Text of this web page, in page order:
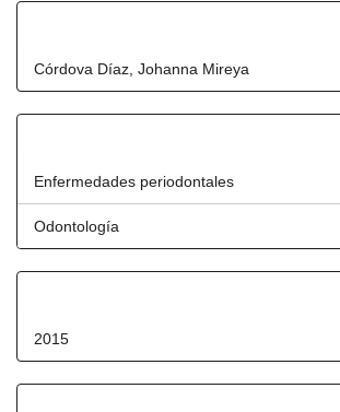
Córdova Díaz, Johanna Mireya
Enfermedades periodontales
Odontología
2015